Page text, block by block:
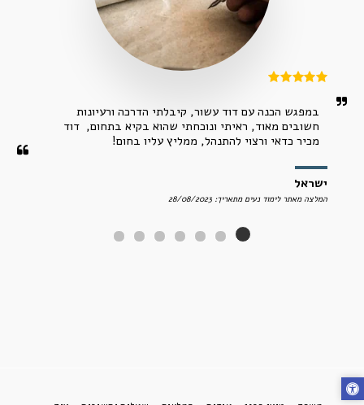
מכיר כדאי ורצוי להתנהל, ממליץ עליו בחום!
ישראל
המלצה מאתר לימוד נעים מתאריך: 28/08/2023